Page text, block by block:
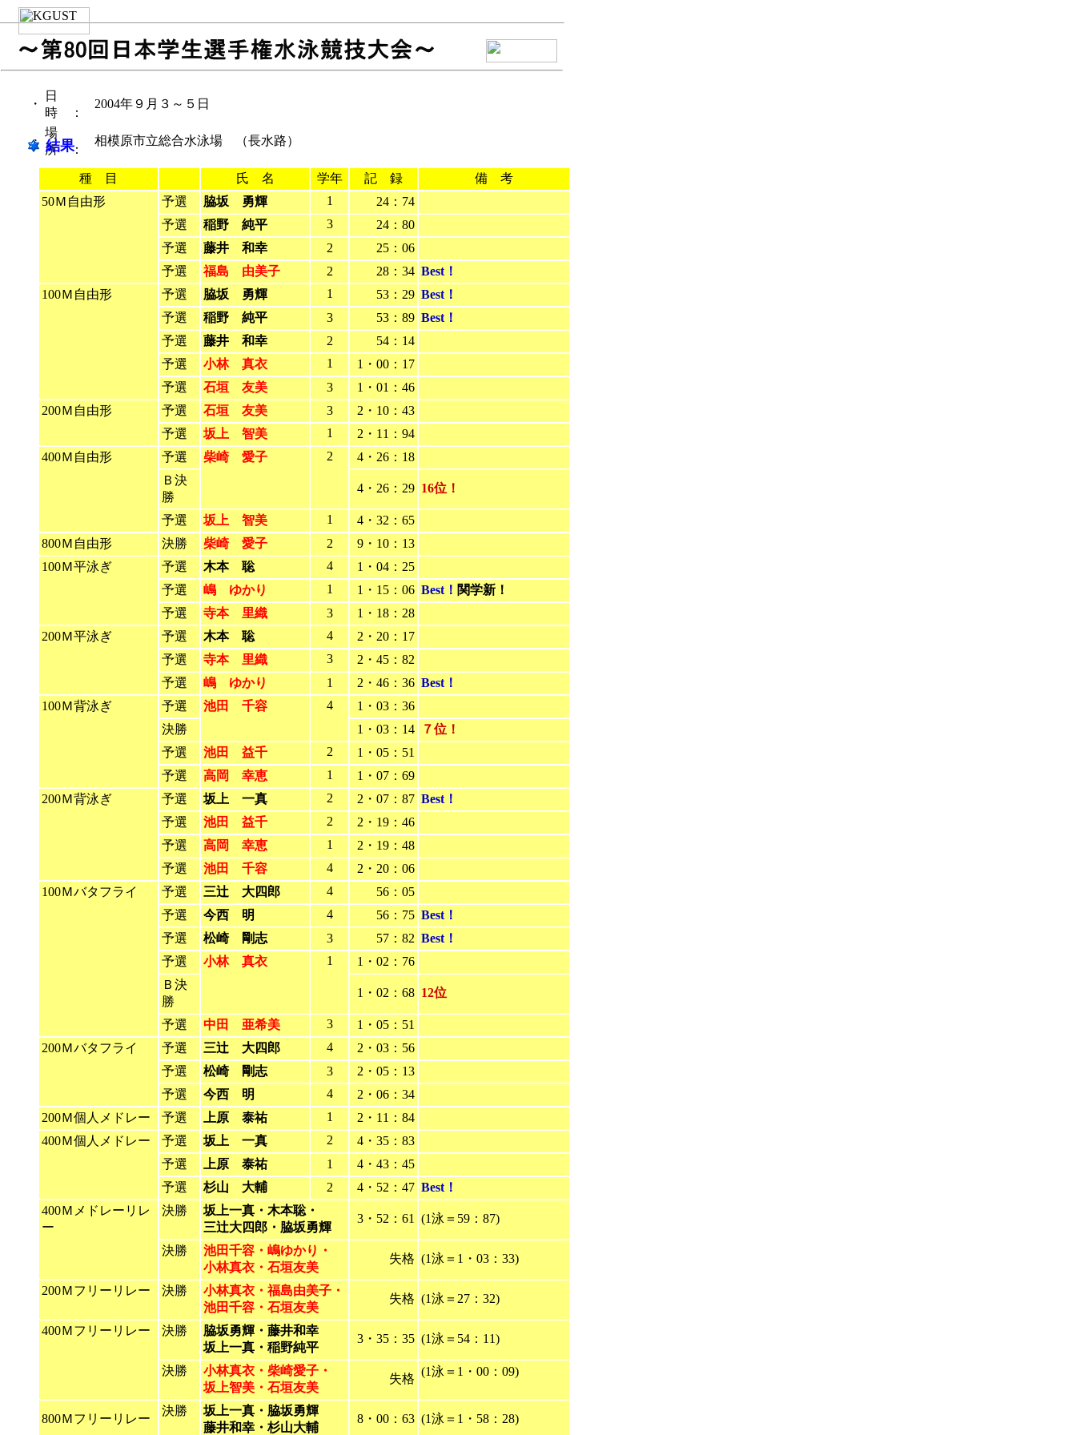
・
日
時 ：
2004年９月３～５日
・
場
所 ：
相模原市立総合水泳場 （長水路）
種 目 氏 名 学年 記 録
備 考
50Ｍ自由形
予選 脇坂 勇輝 1
24：74
予選
稲野 純平 3
24：80
予選
藤井 和幸 2
25：06
予選
福島 由美子 2 28：34 Best！
100Ｍ自由形
予選 脇坂 勇輝 1 53：29 Best！
予選
稲野 純平 3 53：89 Best！
予選
藤井 和幸 2
54：14
予選
小林 真衣 1
1・00：17
予選
石垣 友美 3
1・01：46
200Ｍ自由形
予選 石垣 友美 3
2・10：43
予選
坂上 智美 1
2・11：94
400Ｍ自由形
予選 柴崎 愛子 2
4・26：18
Ｂ決
勝
4・26：29 16位！
予選 坂上 智美 1
4・32：65
800Ｍ自由形
決勝 柴崎 愛子 2
9・10：13
100Ｍ平泳ぎ
予選 木本 聡 4
1・04：25
予選
嶋 ゆかり 1 1・15：06 Best！ 関学新！
予選
寺本 里織 3
1・18：28
200Ｍ平泳ぎ
予選 木本 聡 4
2・20：17
予選
寺本 里織 3
2・45：82
予選
嶋 ゆかり 1 2・46：36 Best！
100Ｍ背泳ぎ
予選 池田 千容 4
1・03：36
決勝
1・03：14
７位！
予選
池田 益千 2
1・05：51
予選
高岡 幸恵 1
1・07：69
200Ｍ背泳ぎ
予選 坂上 一真 2 2・07：87 Best！
予選
池田 益千 2
2・19：46
予選
高岡 幸恵 1
2・19：48
予選
池田 千容 4
2・20：06
100Ｍバタフライ
予選 三辻 大四郎 4
56：05
予選
今西 明 4 56：75 Best！
予選
松崎 剛志 3 57：82 Best！
予選
小林 真衣 1
1・02：76
Ｂ決
勝
1・02：68 12位
予選 中田 亜希美 3
1・05：51
200Ｍバタフライ
予選 三辻 大四郎 4
2・03：56
予選
松崎 剛志 3
2・05：13
予選
今西 明 4
2・06：34
200Ｍ個人メドレー
予選 上原 泰祐 1
2・11：84
400Ｍ個人メドレー
予選 坂上 一真 2
4・35：83
予選
上原 泰祐 1
4・43：45
予選
杉山 大輔 2 4・52：47 Best！
400Ｍメドレーリレ
ー
決勝
坂上一真・木本聡・
三辻大四郎・脇坂勇輝
3・52：61 (1泳＝59：87)
決勝
池田千容・嶋ゆかり・
小林真衣・石垣友美
失格 (1泳＝1・03：33)
200Ｍフリーリレー 決勝
小林真衣・福島由美子・
池田千容・石垣友美
失格 (1泳＝27：32)
400Ｍフリーリレー 決勝
脇坂勇輝・藤井和幸
坂上一真・稲野純平
3・35：35 (1泳＝54：11)
決勝
小林真衣・柴崎愛子・
坂上智美・石垣友美
失格
(1泳＝1・00：09)
800Ｍフリーリレー
決勝
坂上一真・脇坂勇輝
藤井和幸・杉山大輔
8・00：63 (1泳＝1・58：28)
結果